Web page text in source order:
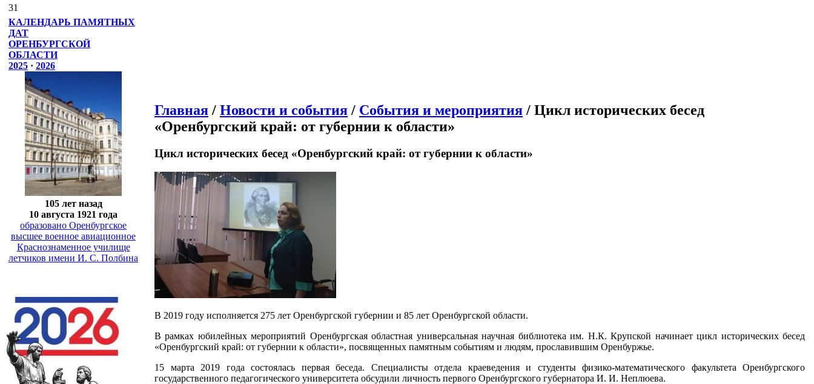
31
КАЛЕНДАРЬ ПАМЯТНЫХ
ДАТ
ОРЕНБУРГСКОЙ
ОБЛАСТИ
2025 · 2026
105 лет назад
10 августа 1921 года
образовано Оренбургское
высшее военное авиационное
Краснознаменное училище
летчиков имени И. С. Полбина
Главная / Новости и события / События и мероприятия / Цикл исторических бесед
«Оренбургский край: от губернии к области»
Цикл исторических бесед «Оренбургский край: от губернии к области»
В 2019 году исполняется 275 лет Оренбургской губернии и 85 лет Оренбургской области.
В рамках юбилейных мероприятий Оренбургская областная универсальная научная библиотека им. Н.К. Крупской начинает цикл исторических бесед
«Оренбургский край: от губернии к области», посвященных памятным событиям и людям, прославившим Оренбуржье.
15 марта 2019 года состоялась первая беседа. Специалисты отдела краеведения и студенты физико-математического факультета Оренбургского
государственного педагогического университета обсудили личность первого Оренбургского губернатора И. И. Неплюева.